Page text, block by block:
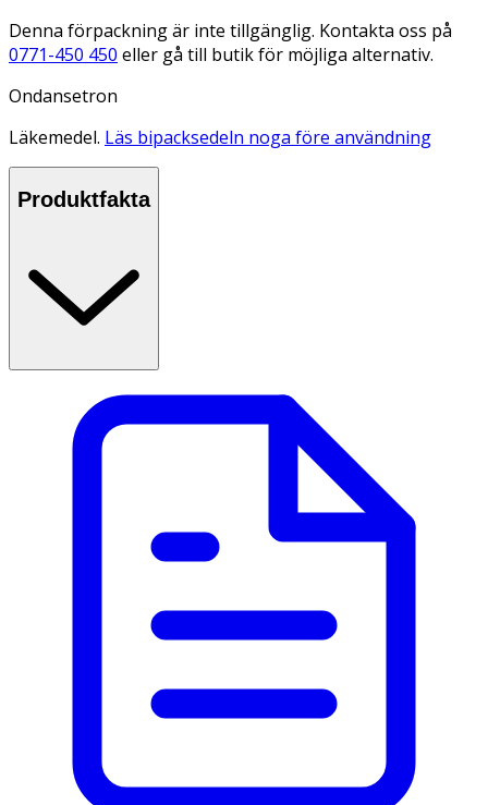
Denna förpackning är inte tillgänglig. Kontakta oss på
0771-450 450 eller gå till butik för möjliga alternativ.
Ondansetron
Läkemedel. Läs bipacksedeln noga före användning
Produktfakta